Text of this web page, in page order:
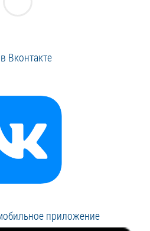
Вконтакте
приложение